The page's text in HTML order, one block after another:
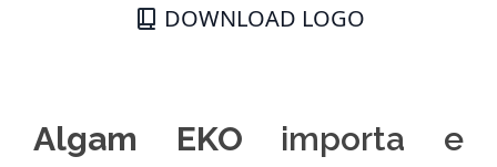
DOWNLOAD LOGO
Algam EKO importa e